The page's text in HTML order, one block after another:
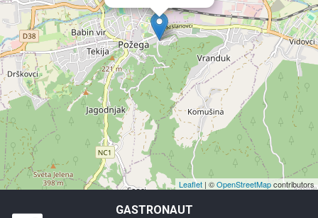
Leaflet | ©OpenStreetMapcontributors
GASTRONAUT